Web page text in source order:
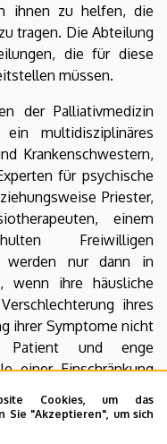
Cookies, um das
Sie "Akzeptieren", um sich
ihnen zu helfen, die
tragen. Die Abteilung
die für diese
müssen.
der Palliativmedizin
multidisziplinäres
Krankenschwestern,
für psychische
Priester,
einem
Freiwilligen
werden nur dann in
wenn ihre häusliche
ihres
ihrer Symptome nicht
Patient und enge
einer Einschränkung
zur Aufnahme
werden, wenn die